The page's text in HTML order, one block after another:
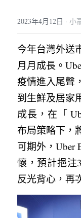
2023年4月12日 · 小
今年台灣外送
月月成長。
疫情進入尾聲
到生鮮及居家
成長，在「
布局策略下，
可期外，Uber
懷，預計挹注
反光背心，再